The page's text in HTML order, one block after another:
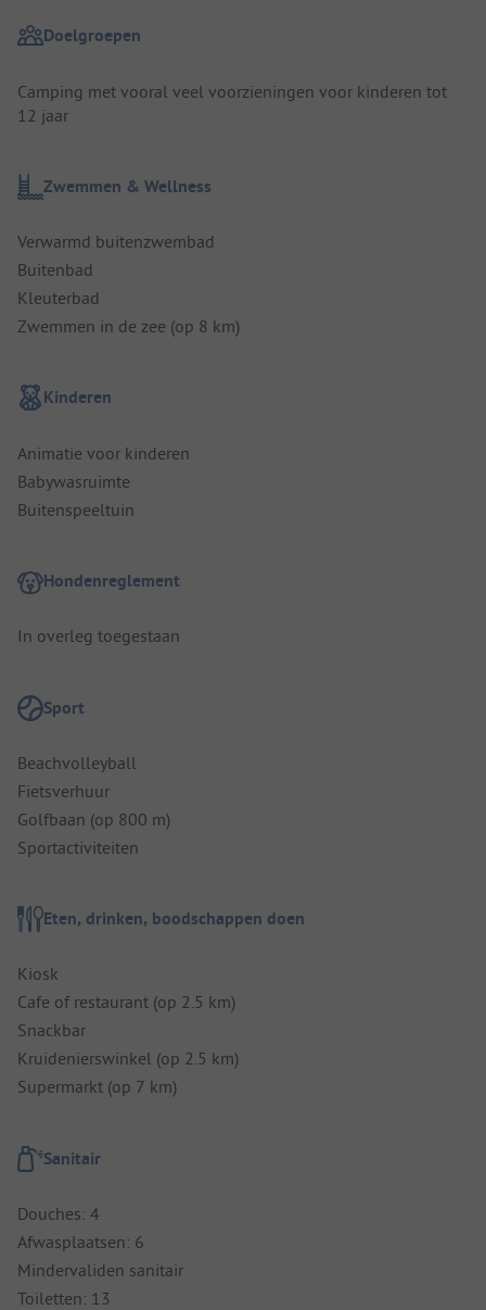
Doelgroepen
Camping met vooral veel voorzieningen voor kinderen tot
12 jaar
Zwemmen & Wellness
Verwarmd buitenzwembad
Buitenbad
Kleuterbad
Zwemmen in de zee (op 8 km)
Kinderen
Animatie voor kinderen
Babywasruimte
Buitenspeeltuin
Hondenreglement
In overleg toegestaan
Sport
Beachvolleyball
Fietsverhuur
Golfbaan (op 800 m)
Sportactiviteiten
Eten, drinken, boodschappen doen
Kiosk
Cafe of restaurant (op 2.5 km)
Snackbar
Kruidenierswinkel (op 2.5 km)
Supermarkt (op 7 km)
Sanitair
Douches: 4
Afwasplaatsen: 6
Mindervaliden sanitair
Toiletten: 13